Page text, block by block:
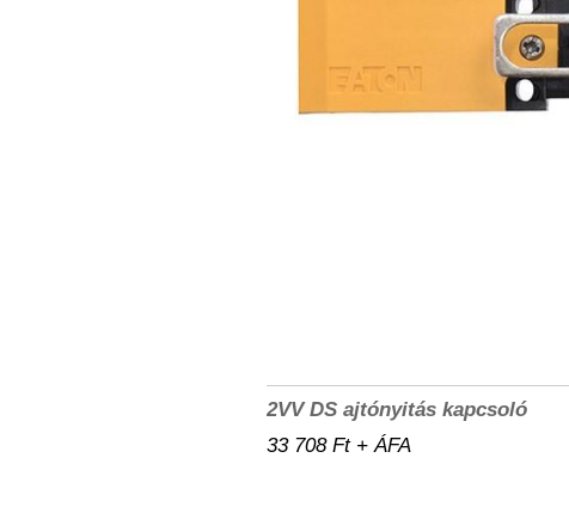
2VV DS ajtónyitás kapcsoló
33 708 Ft + ÁFA